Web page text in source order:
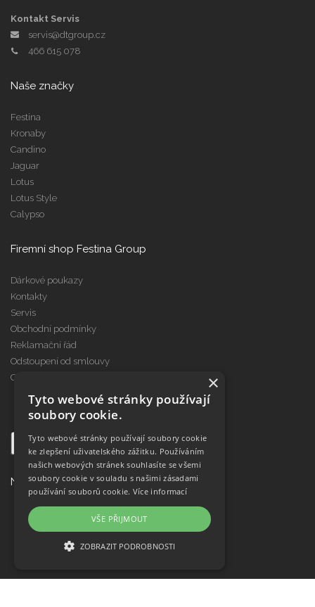
Kontakt Servis
servis@dtgroup.cz
466 615 078
Naše značky
Festina
Kronaby
Candino
Jaguar
Lotus
Lotus Style
Calypso
Firemní shop Festina Group
Dárkové poukazy
Kontakty
Servis
Obchodní podmínky
Reklamační řád
Odstoupení od smlouvy
Cookies
Najdete nás na
×
Tyto webové stránky používají
soubory cookie.
Tyto webové stránky používají soubory cookie
ke zlepšení uživatelského zážitku. Používáním
našich webových stránek souhlasíte se všemi
soubory cookie v souladu s našimi zásadami
používání souborů cookie. Více informací
VŠE PŘIJMOUT
ZOBRAZIT PODROBNOSTI